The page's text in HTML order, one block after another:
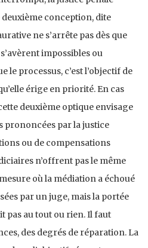
conception, dite
ne s’arrête pas dès que
impossibles ou
le processus, c’est l’objectif de
érige en priorité. En cas
deuxième optique envisage
prononcées par la justice
ou de compensations
n’offrent pas le même
où la médiation a échoué
par un juge, mais la portée
pas au tout ou rien. Il faut
des degrés de réparation. La